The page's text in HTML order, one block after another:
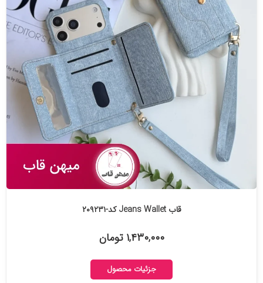
قاب Jeans Wallet کد-۲۰۹۲۳۱
۱,۴۳۰,۰۰۰ تومان
جزئیات محصول